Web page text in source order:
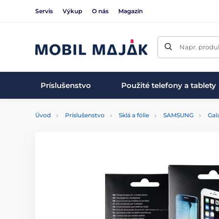
Servis Výkup O nás Magazín
Napr.
Príslušenstvo Použité telefony a tablety
Úvod Príslušenstvo Sklá a fólie SAMSUNG